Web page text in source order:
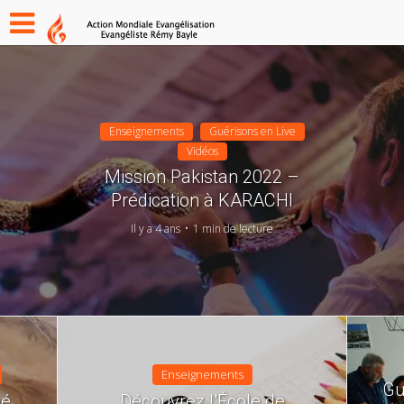
Enseignements
Guérisons en Live
Vidéos
Mission Pakistan 2022 –
Prédication à KARACHI
Il y a 4 ans 1 min de lecture
Enseignements